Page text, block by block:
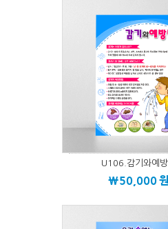
U106.감기와예
\50,000